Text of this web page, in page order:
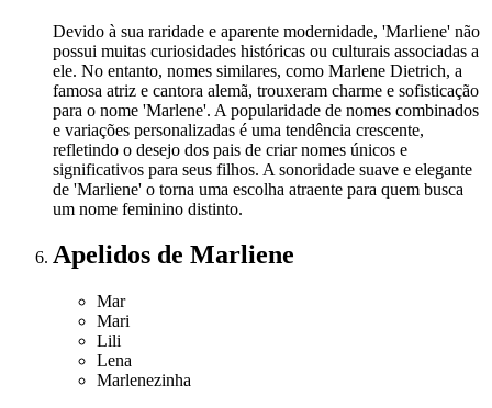
Devido à sua raridade e aparente modernidade, 'Marliene' não
possui muitas curiosidades históricas ou culturais associadas a
ele. No entanto, nomes similares, como Marlene Dietrich, a
famosa atriz e cantora alemã, trouxeram charme e sofisticação
para o nome 'Marlene'. A popularidade de nomes combinados
e variações personalizadas é uma tendência crescente,
refletindo o desejo dos pais de criar nomes únicos e
significativos para seus filhos. A sonoridade suave e elegante
de 'Marliene' o torna uma escolha atraente para quem busca
um nome feminino distinto.
Apelidos de Marliene
Mar
Mari
Lili
Lena
Marlenezinha